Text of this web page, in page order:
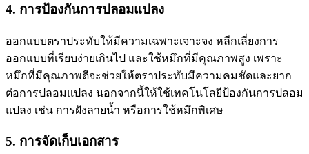
4. การป้องกันการปลอมแปลง
ออกแบบตราประทับให้มีความเฉพาะเจาะจง หลีกเลี่ยงการ
ออกแบบที่เรียบง่ายเกินไป และใช้หมึกที่มีคุณภาพสูง เพราะ
หมึกที่มีคุณภาพดีจะช่วยให้ตราประทับมีความคมชัดและยาก
ต่อการปลอมแปลง นอกจากนี้ให้ใช้เทคโนโลยีป้องกันการปลอม
แปลง เช่น การฝังลายน้ำ หรือการใช้หมึกพิเศษ
5. การจัดเก็บเอกสาร